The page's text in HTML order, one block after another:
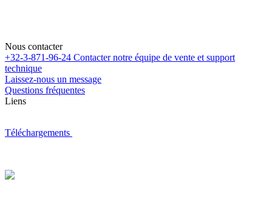
Nous contacter
+32-3-871-96-24 Contacter notre équipe de vente et support
technique
Laissez-nous un message
Questions fréquentes
Liens
Téléchargements